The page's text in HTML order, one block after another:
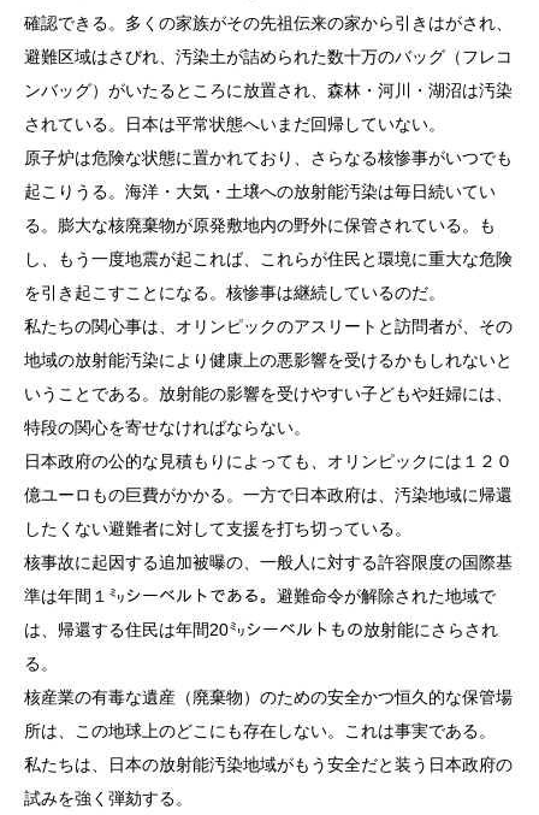
確認できる。多くの家族がその先祖伝来の家から引きはがされ、
避難区域はさびれ、汚染土が詰められた数十万のバッグ（フレコ
ンバッグ）がいたるところに放置され、森林・河川・湖沼は汚染
されている。日本は平常状態へいまだ回帰していない。
原子炉は危険な状態に置かれており、さらなる核惨事がいつでも
起こりうる。海洋・大気・土壌への放射能汚染は毎日続いてい
る。膨大な核廃棄物が原発敷地内の野外に保管されている。も
し、もう一度地震が起これば、これらが住民と環境に重大な危険
を引き起こすことになる。核惨事は継続しているのだ。
私たちの関心事は、オリンピックのアスリートと訪問者が、その
地域の放射能汚染により健康上の悪影響を受けるかもしれないと
いうことである。放射能の影響を受けやすい子どもや妊婦には、
特段の関心を寄せなければならない。
日本政府の公的な見積もりによっても、オリンピックには１２０
億ユーロもの巨費がかかる。一方で日本政府は、汚染地域に帰還
したくない避難者に対して支援を打ち切っている。
核事故に起因する追加被曝の、一般人に対する許容限度の国際基
準は年間１㍉シーベルトである。避難命令が解除された地域で
は、帰還する住民は年間20㍉シーベルトもの放射能にさらされ
る。
核産業の有毒な遺産（廃棄物）のための安全かつ恒久的な保管場
所は、この地球上のどこにも存在しない。これは事実である。
私たちは、日本の放射能汚染地域がもう安全だと装う日本政府の
試みを強く弾劾する。